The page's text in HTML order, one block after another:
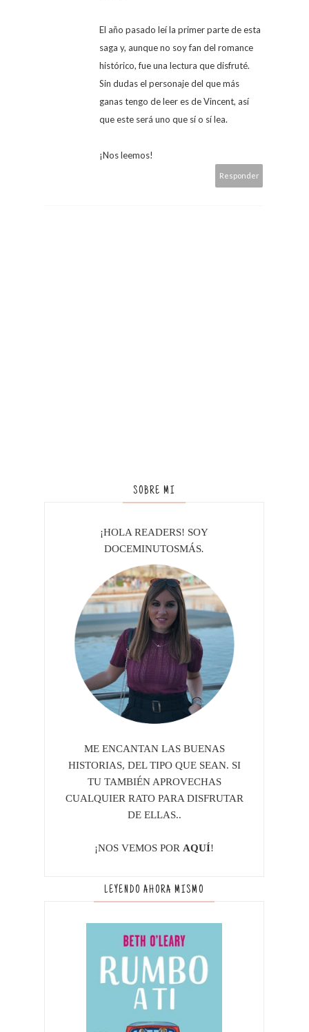
El año pasado leí la primer parte de esta
saga y, aunque no soy fan del romance
histórico, fue una lectura que disfruté.
Sin dudas el personaje del que más
ganas tengo de leer es de Vincent, así
que este será uno que sí o sí lea.
¡Nos leemos!
Responder
SOBRE MI
¡HOLA READERS! SOY
DOCEMINUTOSMÁS.
ME ENCANTAN LAS BUENAS
HISTORIAS, DEL TIPO QUE SEAN. SI
TU TAMBIÉN APROVECHAS
CUALQUIER RATO PARA DISFRUTAR
DE ELLAS..
¡NOS VEMOS POR AQUÍ!
LEYENDO AHORA MISMO